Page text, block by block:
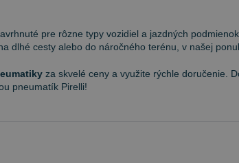
pre rôzne typy vozidiel a jazdných
dlhé cesty alebo do náročného terénu, v našej
za skvelé ceny a využite rýchle doručenie.
pneumatík Pirelli!